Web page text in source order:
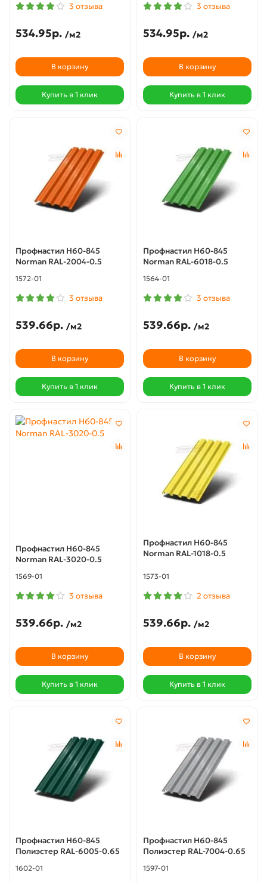
3 отзыва
534.95р. /м2
В корзину
Купить в 1 клик
3 отзыва
534.95р. /м2
В корзину
Купить в 1 клик
Профнастил Н60-845
Norman RAL-2004-0.5
1572-01
3 отзыва
539.66р. /м2
В корзину
Купить в 1 клик
Профнастил Н60-845
Norman RAL-6018-0.5
1564-01
3 отзыва
539.66р. /м2
В корзину
Купить в 1 клик
Профнастил Н60-845
Norman RAL-3020-0.5
1569-01
3 отзыва
539.66р. /м2
В корзину
Купить в 1 клик
Профнастил Н60-845
Norman RAL-1018-0.5
1573-01
2 отзыва
539.66р. /м2
В корзину
Купить в 1 клик
Профнастил Н60-845
Полиэстер RAL-6005-0.65
1602-01
Профнастил Н60-845
Полиэстер RAL-7004-0.65
1597-01